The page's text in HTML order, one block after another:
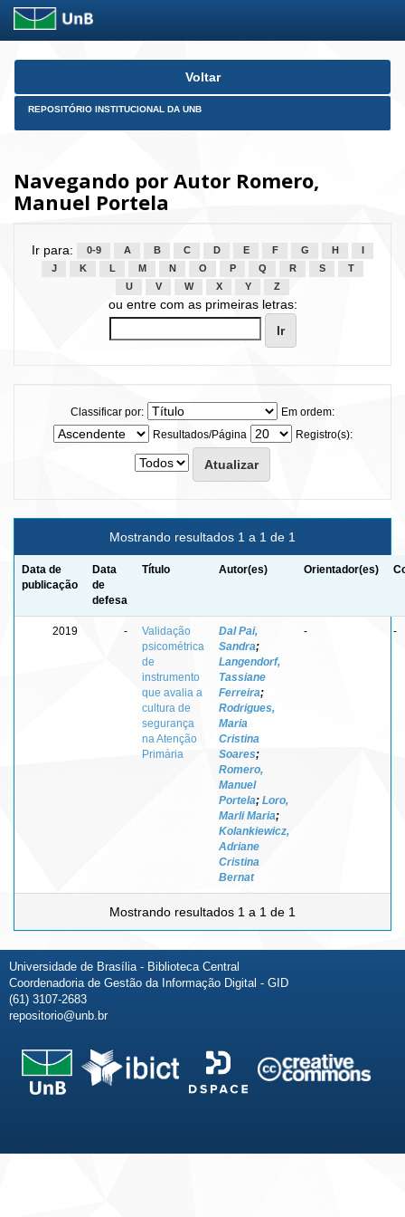
Skip
Voltar
REPOSITÓRIO INSTITUCIONAL DA UNB
Navegando por Autor Romero,
Manuel Portela
Ir para: 0-9 A B C D E F G H
J
K L M N O P Q R S
T
U
V W X Y Z
ou entre com as primeiras letras:
Classificar por:
Em ordem:
Resultados/Página
Registro(s):
Mostrando resultados 1 a 1 de 1
Data de
publicação
Data
de
defesa
Título Autor(es) Orientador(es)
2019 -
Validação
psicométrica
de
instrumento
que avalia a
cultura de
segurança
na Atenção
Primária
Dal Pai,
Sandra;
Langendorf,
Tassiane
Ferreira;
Rodrigues,
Maria
Cristina
Soares;
Romero,
Manuel
Portela; Loro,
Marli Maria;
Kolankiewicz,
Adriane
Cristina
Bernat
- -
Mostrando resultados 1 a 1 de 1
Universidade de Brasília - Biblioteca Central
Coordenadoria de Gestão da Informação Digital - GID
(61) 3107-2683
repositorio@unb.br